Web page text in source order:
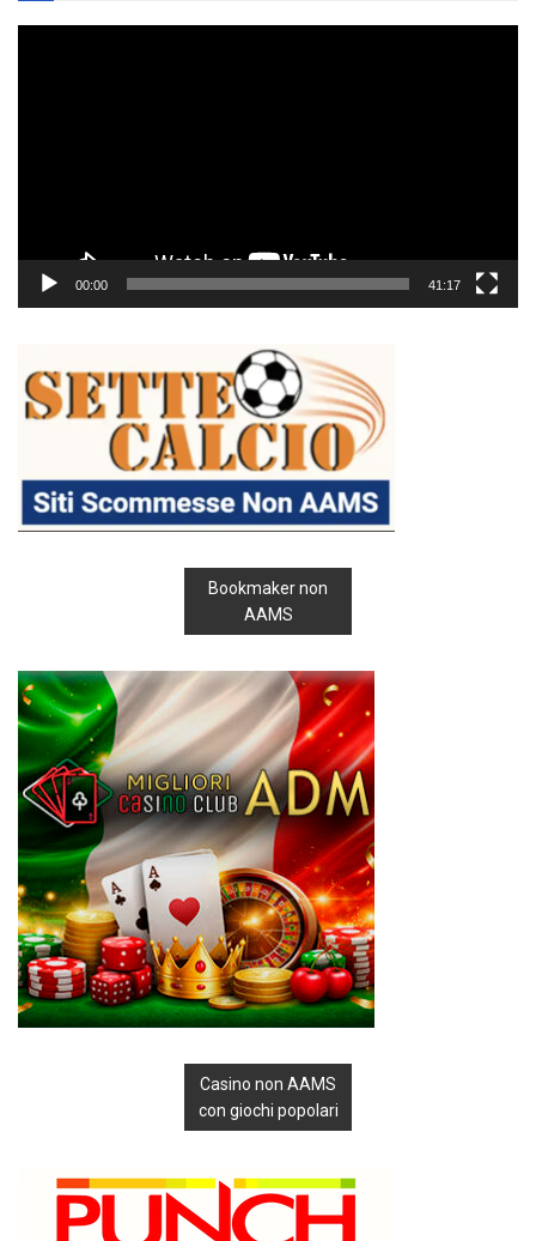
00:00 41:17
Bookmaker non
AAMS
Casino non AAMS
con giochi popolari